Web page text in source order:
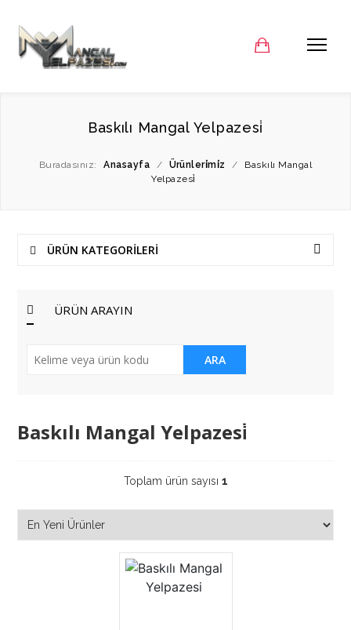
Baskılı Mangal Yelpazesi̇
Buradasınız: Anasayfa / Ürünleri̇mi̇z /
Baskılı Mangal
Yelpazesi̇
ÜRÜN KATEGORİLERİ
ÜRÜN ARAYIN
ARA
Baskılı Mangal Yelpazesi̇
Toplam ürün sayısı 1